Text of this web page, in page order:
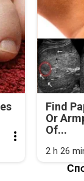
Find
Or
Of...
2 h 26